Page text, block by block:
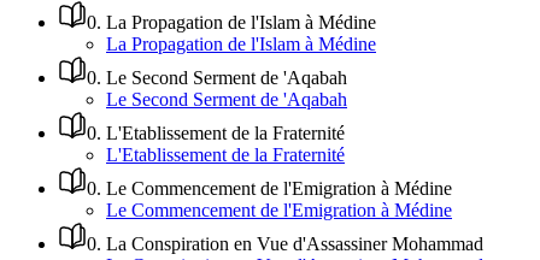
0. La Propagation de l'Islam à Médine
La Propagation de l'Islam à Médine
0. Le Second Serment de 'Aqabah
Le Second Serment de 'Aqabah
0. L'Etablissement de la Fraternité
L'Etablissement de la Fraternité
0. Le Commencement de l'Emigration à Médine
Le Commencement de l'Emigration à Médine
0. La Conspiration en Vue d'Assassiner Mohammad